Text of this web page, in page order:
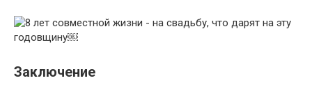
Заключение